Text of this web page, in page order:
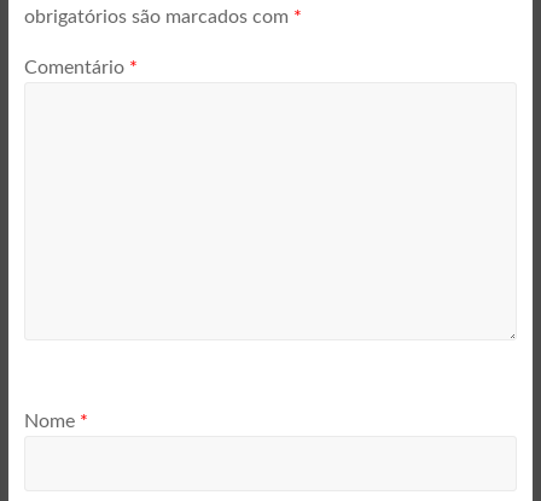
obrigatórios são marcados com *
Comentário *
Nome *